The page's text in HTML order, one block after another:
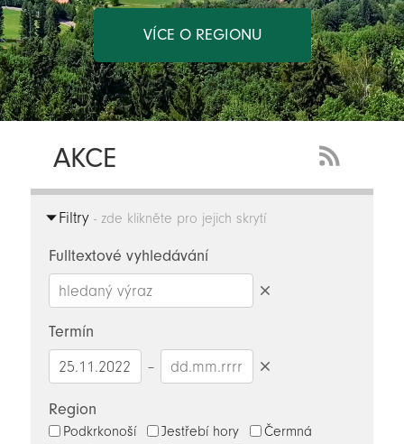
VÍCE O REGIONU
AKCE
Feed
Filtry- zde klikněte pro jejich skrytí
Fulltextové vyhledávání
Termín
–
Region
Podkrkonoší Jestřebí hory
Čermná